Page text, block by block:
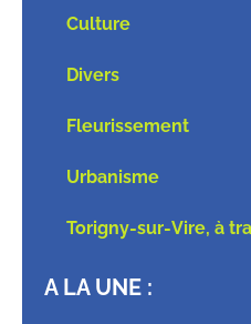
Culture
Divers
Fleurissement
Urbanisme
Torigny-sur-Vire, à
A LA UNE :